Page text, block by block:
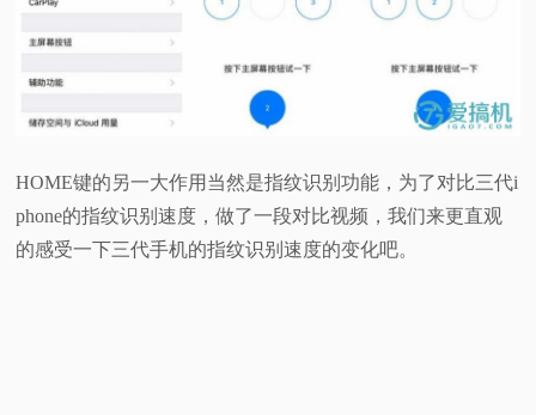
HOME键的另一大作用当然是指纹识别功能，为了对比三代i
phone的指纹识别速度，做了一段对比视频，我们来更直观
的感受一下三代手机的指纹识别速度的变化吧。